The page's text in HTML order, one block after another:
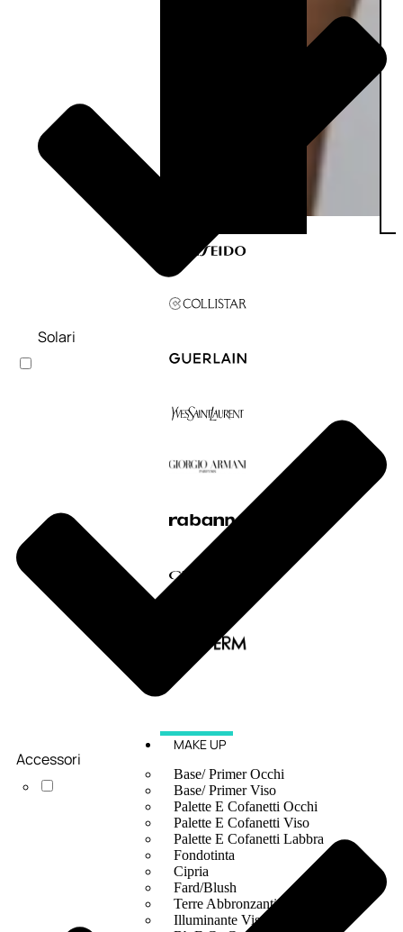
MAKE UP
Base/ Primer Occhi
Base/ Primer Viso
Palette E Cofanetti Occhi
Palette E Cofanetti Viso
Palette E Cofanetti Labbra
Fondotinta
Cipria
Fard/Blush
Terre Abbronzanti
Illuminante Viso
Solari
Accessori